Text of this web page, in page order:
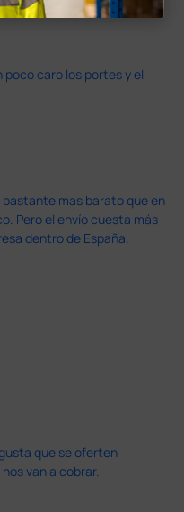
caro los portes y el
mas barato que en
Pero el envío cuesta más
dentro de España.
que se oferten
van a cobrar.